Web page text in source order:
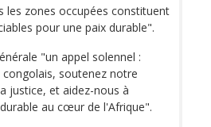
les zones occupées constituent
pour une paix durable".
"un appel solennel :
soutenez notre
justice, et aidez-nous à
au cœur de l'Afrique".